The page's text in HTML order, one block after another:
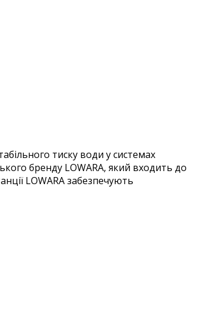
тиску води у системах
бренду LOWARA, який входить до
LOWARA забезпечують